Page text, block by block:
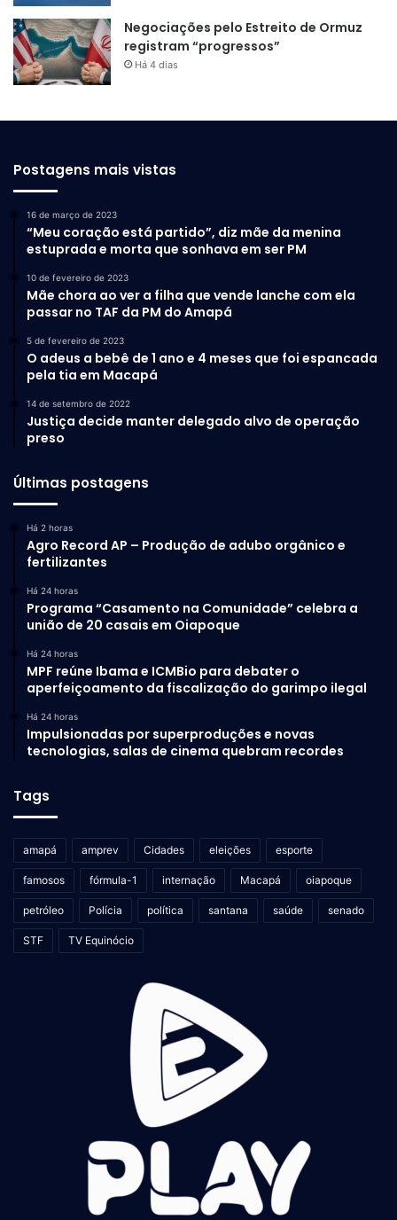
Negociações pelo Estreito de Ormuz
registram “progressos”
Há 4 dias
Postagens mais vistas
16 de março de 2023
“Meu coração está partido”, diz mãe da menina
estuprada e morta que sonhava em ser PM
10 de fevereiro de 2023
Mãe chora ao ver a filha que vende lanche com ela
passar no TAF da PM do Amapá
5 de fevereiro de 2023
O adeus a bebê de 1 ano e 4 meses que foi espancada
pela tia em Macapá
14 de setembro de 2022
Justiça decide manter delegado alvo de operação
preso
Últimas postagens
Há 2 horas
Agro Record AP – Produção de adubo orgânico e
fertilizantes
Há 24 horas
Programa “Casamento na Comunidade” celebra a
união de 20 casais em Oiapoque
Há 24 horas
MPF reúne Ibama e ICMBio para debater o
aperfeiçoamento da fiscalização do garimpo ilegal
Há 24 horas
Impulsionadas por superproduções e novas
tecnologias, salas de cinema quebram recordes
Tags
amapá amprev Cidades eleições esporte
famosos fórmula-1 internação Macapá oiapoque
petróleo Polícia política santana saúde senado
STF TV Equinócio